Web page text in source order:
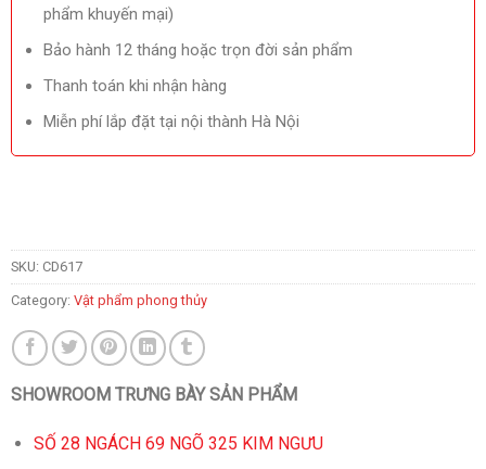
phẩm khuyến mại)
Bảo hành 12 tháng hoặc trọn đời sản phẩm
Thanh toán khi nhận hàng
Miễn phí lắp đặt tại nội thành Hà Nội
SKU: CD617
Category: Vật phẩm phong thủy
SHOWROOM TRƯNG BÀY SẢN PHẨM
SỐ 28 NGÁCH 69 NGÕ 325 KIM NGƯU